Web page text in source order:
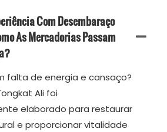
Com Desembaraço
As Mercadorias Passam
falta de energia e cansaço?
Ali foi
elaborado para restaurar
e proporcionar vitalidade